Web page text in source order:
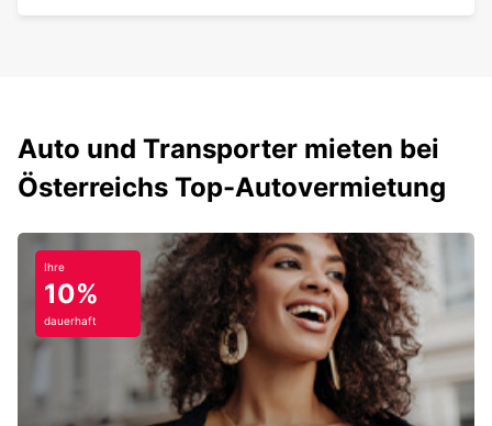
Auto und Transporter mieten bei
Österreichs Top-Autovermietung
Ihre
10%
dauerhaft